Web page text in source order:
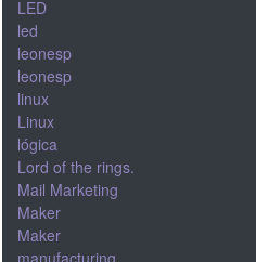
LED
led
leonesp
leonesp
linux
Linux
lógica
Lord of the rings.
Mail Marketing
Maker
Maker